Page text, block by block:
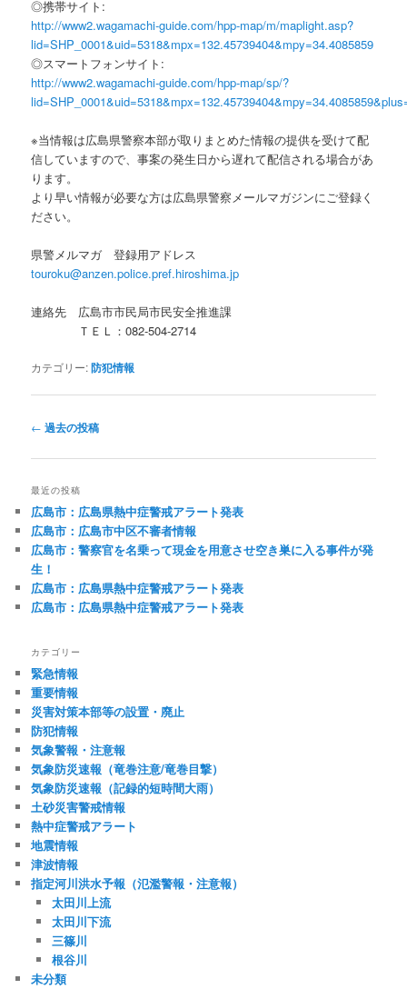
◎携帯サイト:
http://www2.wagamachi-guide.com/hpp-map/m/maplight.asp?
lid=SHP_0001&uid=5318&mpx=132.45739404&mpy=34.4085859
◎スマートフォンサイト:
http://www2.wagamachi-guide.com/hpp-map/sp/?
※当情報は広島県警察本部が取りまとめた情報の提供を受けて配
信していますので、事案の発生日から遅れて配信される場合があ
ります。
より早い情報が必要な方は広島県警察メールマガジンにご登録く
ださい。
県警メルマガ 登録用アドレス
touroku@anzen.police.pref.hiroshima.jp
連絡先 広島市市民局市民安全推進課
ＴＥＬ：082-504-2714
カテゴリー:防犯情報
投
ナ
ー
シ
ョ
ン
← 過去の投稿
最近の投稿
広島市：広島県熱中症警戒アラート発表
広島市：広島市中区不審者情報
広島市：警察官を名乗って現金を用意させ空き巣に入る事件が発
生！
広島市：広島県熱中症警戒アラート発表
広島市：広島県熱中症警戒アラート発表
カテゴリー
緊急情報
重要情報
災害対策本部等の設置・廃止
防犯情報
気象警報・注意報
気象防災速報（竜巻注意/竜巻目撃）
気象防災速報（記録的短時間大雨）
土砂災害警戒情報
熱中症警戒アラート
地震情報
津波情報
指定河川洪水予報（氾濫警報・注意報）
太田川上流
太田川下流
三篠川
根谷川
未分類